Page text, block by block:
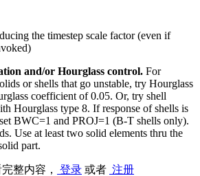
the timestep scale factor (even if
and/or Hourglass control. For
or shells that go unstable, try Hourglass
coefficient of 0.05. Or, try shell
Hourglass type 8. If response of shells is
BWC=1 and PROJ=1 (B-T shells only).
Use at least two solid elements thru the
part.
整内容， 登录 或者 注册